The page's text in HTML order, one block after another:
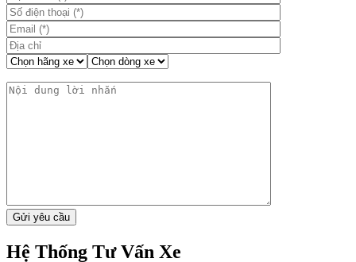
Hệ Thống Tư Vấn Xe